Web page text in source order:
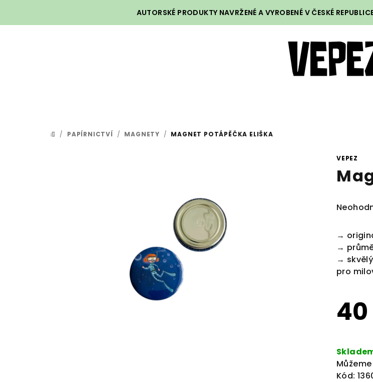
AUTORSKÉ PRODUKTY NAVRŽENÉ A VYROBENÉ V ČESKÉ
DOMŮ
/ PAPÍRNICTVÍ / MAGNETY / MAGNET POTÁPĚČKA ELIŠKA
VEPEZ
0,0
z
5
→
→
→
pro
cena:
Kód: